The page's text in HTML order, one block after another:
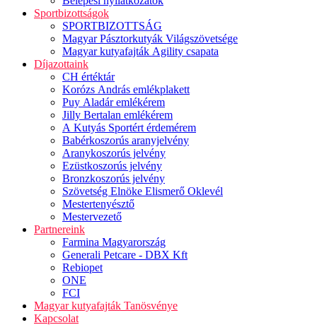
Sportbizottságok
SPORTBIZOTTSÁG
Magyar Pásztorkutyák Világszövetsége
Magyar kutyafajták Agility csapata
Díjazottaink
CH értéktár
Korózs András emlékplakett
Puy Aladár emlékérem
Jilly Bertalan emlékérem
A Kutyás Sportért érdemérem
Babérkoszorús aranyjelvény
Aranykoszorús jelvény
Ezüstkoszorús jelvény
Bronzkoszorús jelvény
Szövetség Elnöke Elismerő Oklevél
Mestertenyésztő
Mestervezető
Partnereink
Farmina Magyarország
Generali Petcare - DBX Kft
Rebiopet
ONE
FCI
Magyar kutyafajták Tanösvénye
Kapcsolat